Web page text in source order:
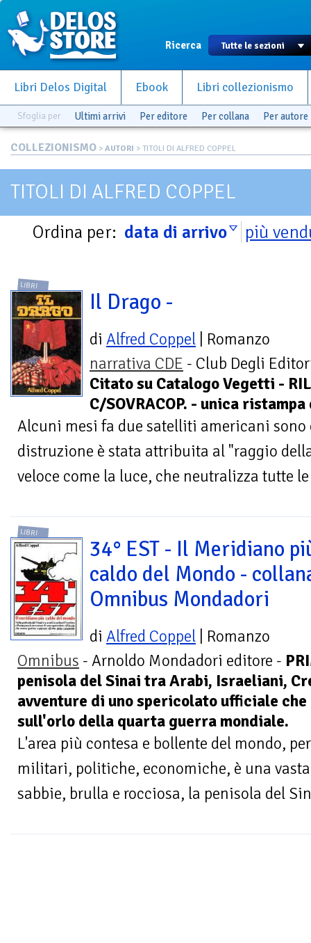
Ricerca
Libri Delos Digital Ebook Libri collezionismo
Sfoglia per Ultimi arrivi Per editore Per collana Per autore
COLLEZIONISMO > AUTORI > TITOLI DI ALFRED COPPEL
TITOLI DI ALFRED COPPEL
Ordina per: data di arrivo più
LIBRI
Il Drago -
di Alfred Coppel | Romanzo
narrativa CDE - Club Degli
Citato su Catalogo Vegetti -
C/SOVRACOP. - unica
Alcuni mesi fa due satelliti americani sono
distruzione è stata attribuita al "raggio
veloce come la luce, che neutralizza tutte
LIBRI
34° EST - Il Meridiano
caldo del Mondo -
Omnibus Mondadori
di Alfred Coppel | Romanzo
Omnibus - Arnoldo Mondadori editore -
penisola del Sinai tra Arabi, Israeliani,
avventure di uno spericolato ufficiale che
sull'orlo della quarta guerra mondiale.
L'area più contesa e bollente del mondo,
militari, politiche, economiche, è una
sabbie, brulla e rocciosa, la penisola del